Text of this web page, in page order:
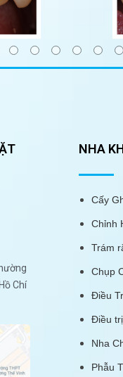
Chí
NHA
Cấy
Chỉnh
Trám
Chụp
Điều
Điều
Nha
Phẫu